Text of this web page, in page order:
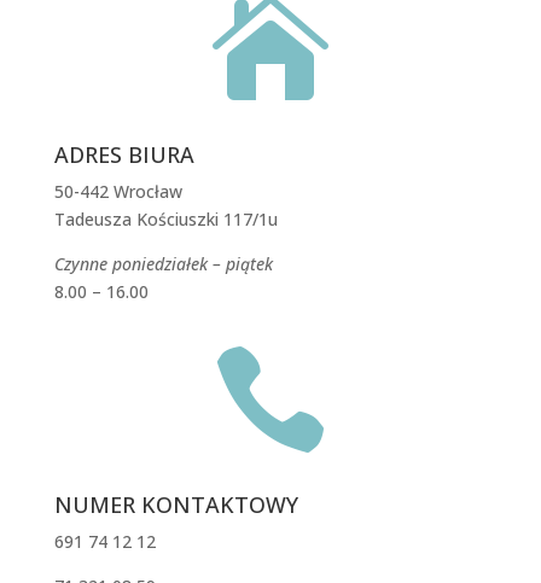

ADRES BIURA
50-442 Wrocław
Tadeusza Kościuszki 117/1u
Czynne poniedziałek – piątek
8.00 – 16.00

NUMER KONTAKTOWY
691 74 12 12